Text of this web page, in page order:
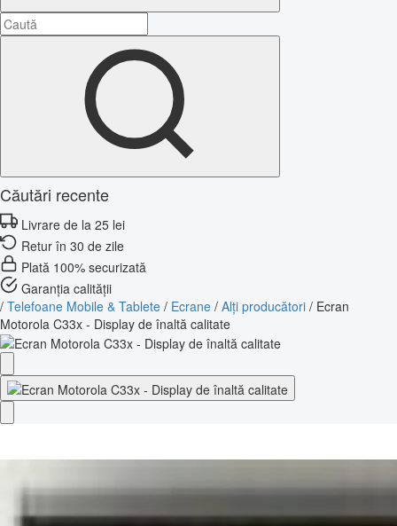
Căutări recente
Livrare de la 25 lei
Retur în 30 de zile
Plată 100% securizată
Garanția calității
/ Telefoane Mobile & Tablete / Ecrane / Alți producători / Ecran
Motorola C33x - Display de înaltă calitate